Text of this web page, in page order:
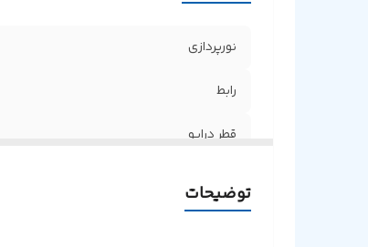
نورپردازی
رابط
قطر درایو
توضیحات